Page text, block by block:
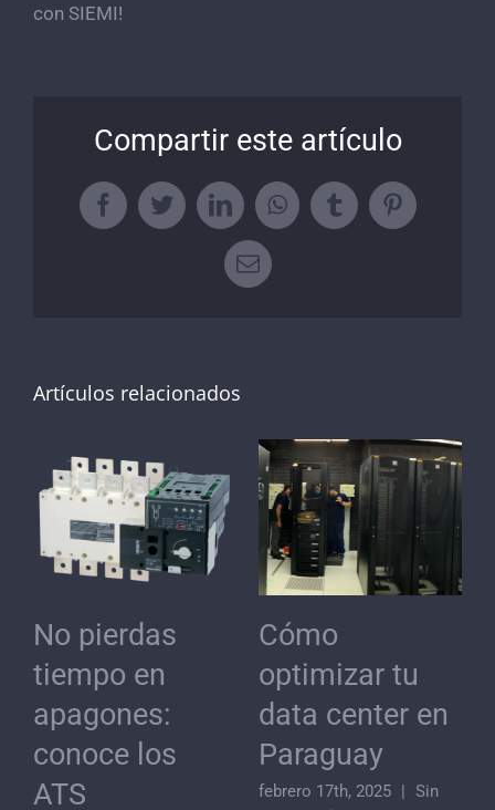
con SIEMI!
Compartir este artículo
FacebookTwitterLinkedInWhatsApp
TumblrPinterest
Correo
Artículos relacionados
No pierdas
tiempo en
apagones:
conoce los
ATS
Cómo
optimizar tu
data center en
Paraguay
febrero 17th, 2025 | Sin